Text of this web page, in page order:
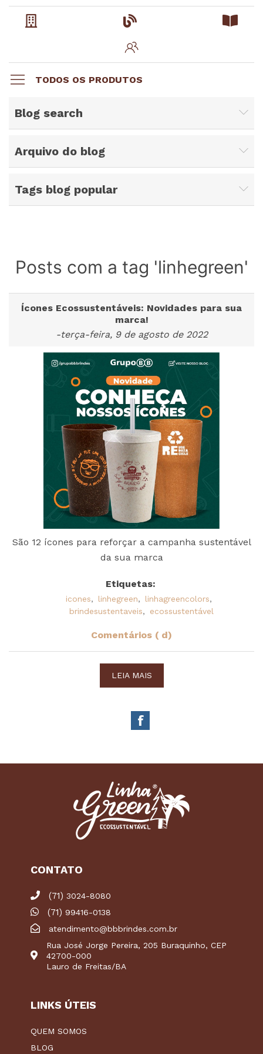
TODOS OS PRODUTOS
Blog search
Arquivo do blog
Tags blog popular
Posts com a tag 'linhegreen'
Ícones Ecossustentáveis: Novidades para sua
marca!
-terça-feira, 9 de agosto de 2022
São 12 ícones para reforçar a campanha sustentável
da sua marca
Etiquetas:
icones, linhegreen, linhagreencolors,
brindesustentaveis, ecossustentável
Comentários ( d)
LEIA MAIS
CONTATO
(71) 3024-8080
(71) 99416-0138
atendimento@bbbrindes.com.br
Rua José Jorge Pereira, 205 Buraquinho, CEP
42700-000
Lauro de Freitas/BA
LINKS ÚTEIS
QUEM SOMOS
BLOG